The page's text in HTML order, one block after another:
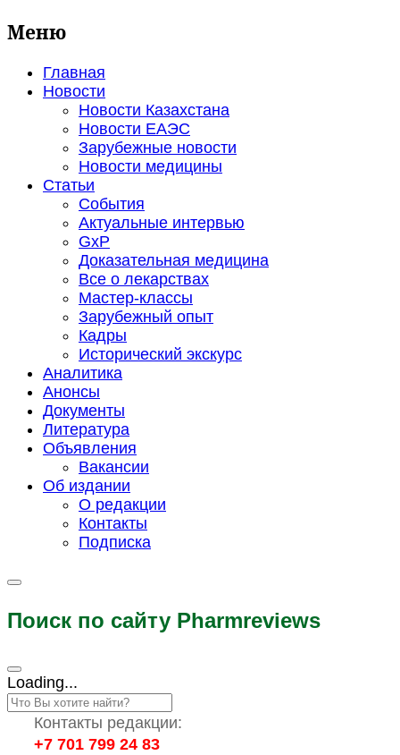
Меню
Главная
Новости
Новости Казахстана
Новости ЕАЭС
Зарубежные новости
Новости медицины
Статьи
События
Актуальные интервью
GxP
Доказательная медицина
Все о лекарствах
Мастер-классы
Зарубежный опыт
Кадры
Исторический экскурс
Аналитика
Анонсы
Документы
Литература
Объявления
Вакансии
Об издании
О редакции
Контакты
Подписка
Поиск по сайту Pharmreviews
Loading...
Контакты редакции:
+7 701 799 24 83